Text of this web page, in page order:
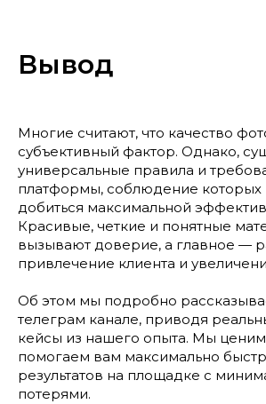
Вывод
Многие считают, что качество
субъективный фактор. Однако,
универсальные правила и
платформы, соблюдение которых
добиться максимальной
Красивые, четкие и понятные
вызывают доверие, а главное —
привлечение клиента и
Об этом мы подробно
телеграм канале, приводя
кейсы из нашего опыта. Мы
помогаем вам максимально
результатов на площадке с
потерями.